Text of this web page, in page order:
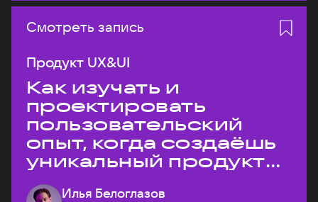
Смотреть запись
Продукт UX&UI
Как изучать и
проектировать
пользовательский
опыт, когда создаёшь
уникальный продукт
на рынке?
Илья Белоглазов